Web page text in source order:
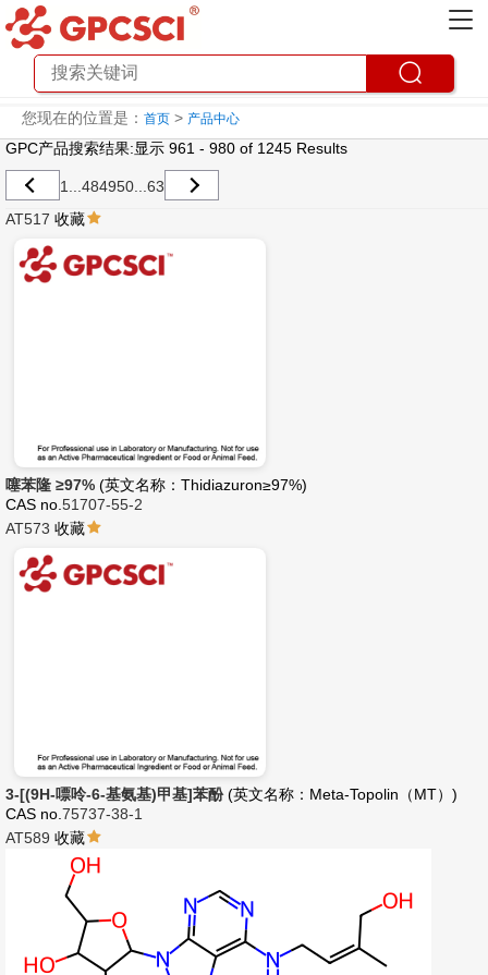
您现在的位置是： 首页 > 产品中心
GPC产品搜索结果:显示 961 - 980 of 1245 Results
1 484950
63
AT517 收藏
噻苯隆 ≥97% (英文名称：Thidiazuron≥97%)
CAS no. 51707-55-2
AT573 收藏
3-[(9H-嘌呤-6-基氨基)甲基]苯酚 (英文名称：Meta-Topolin（MT）)
CAS no. 75737-38-1
AT589 收藏